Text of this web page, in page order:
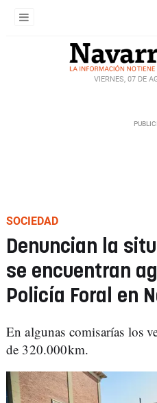
VIERNES, 07 DE
SOCIEDAD
Denuncian la
se encuentran
Policía Foral en
En algunas comisarías los
de 320.000km.